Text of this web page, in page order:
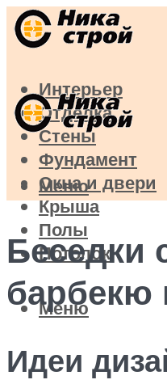
Интерьер
Отделка
Стены
Фундамент
Окна и двери
Крыша
Полы
Потолок
Меню
Меню
Беседки
барбекю
Идеи